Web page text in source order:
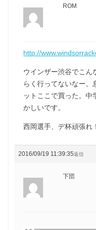
ROM
http://
ウインザー渋谷でこ
らく行ってないなー。
ットここで買った。
かしいです。
西岡選手、デ杯頑張れ
2016/09/19 11:39:35返信
下団